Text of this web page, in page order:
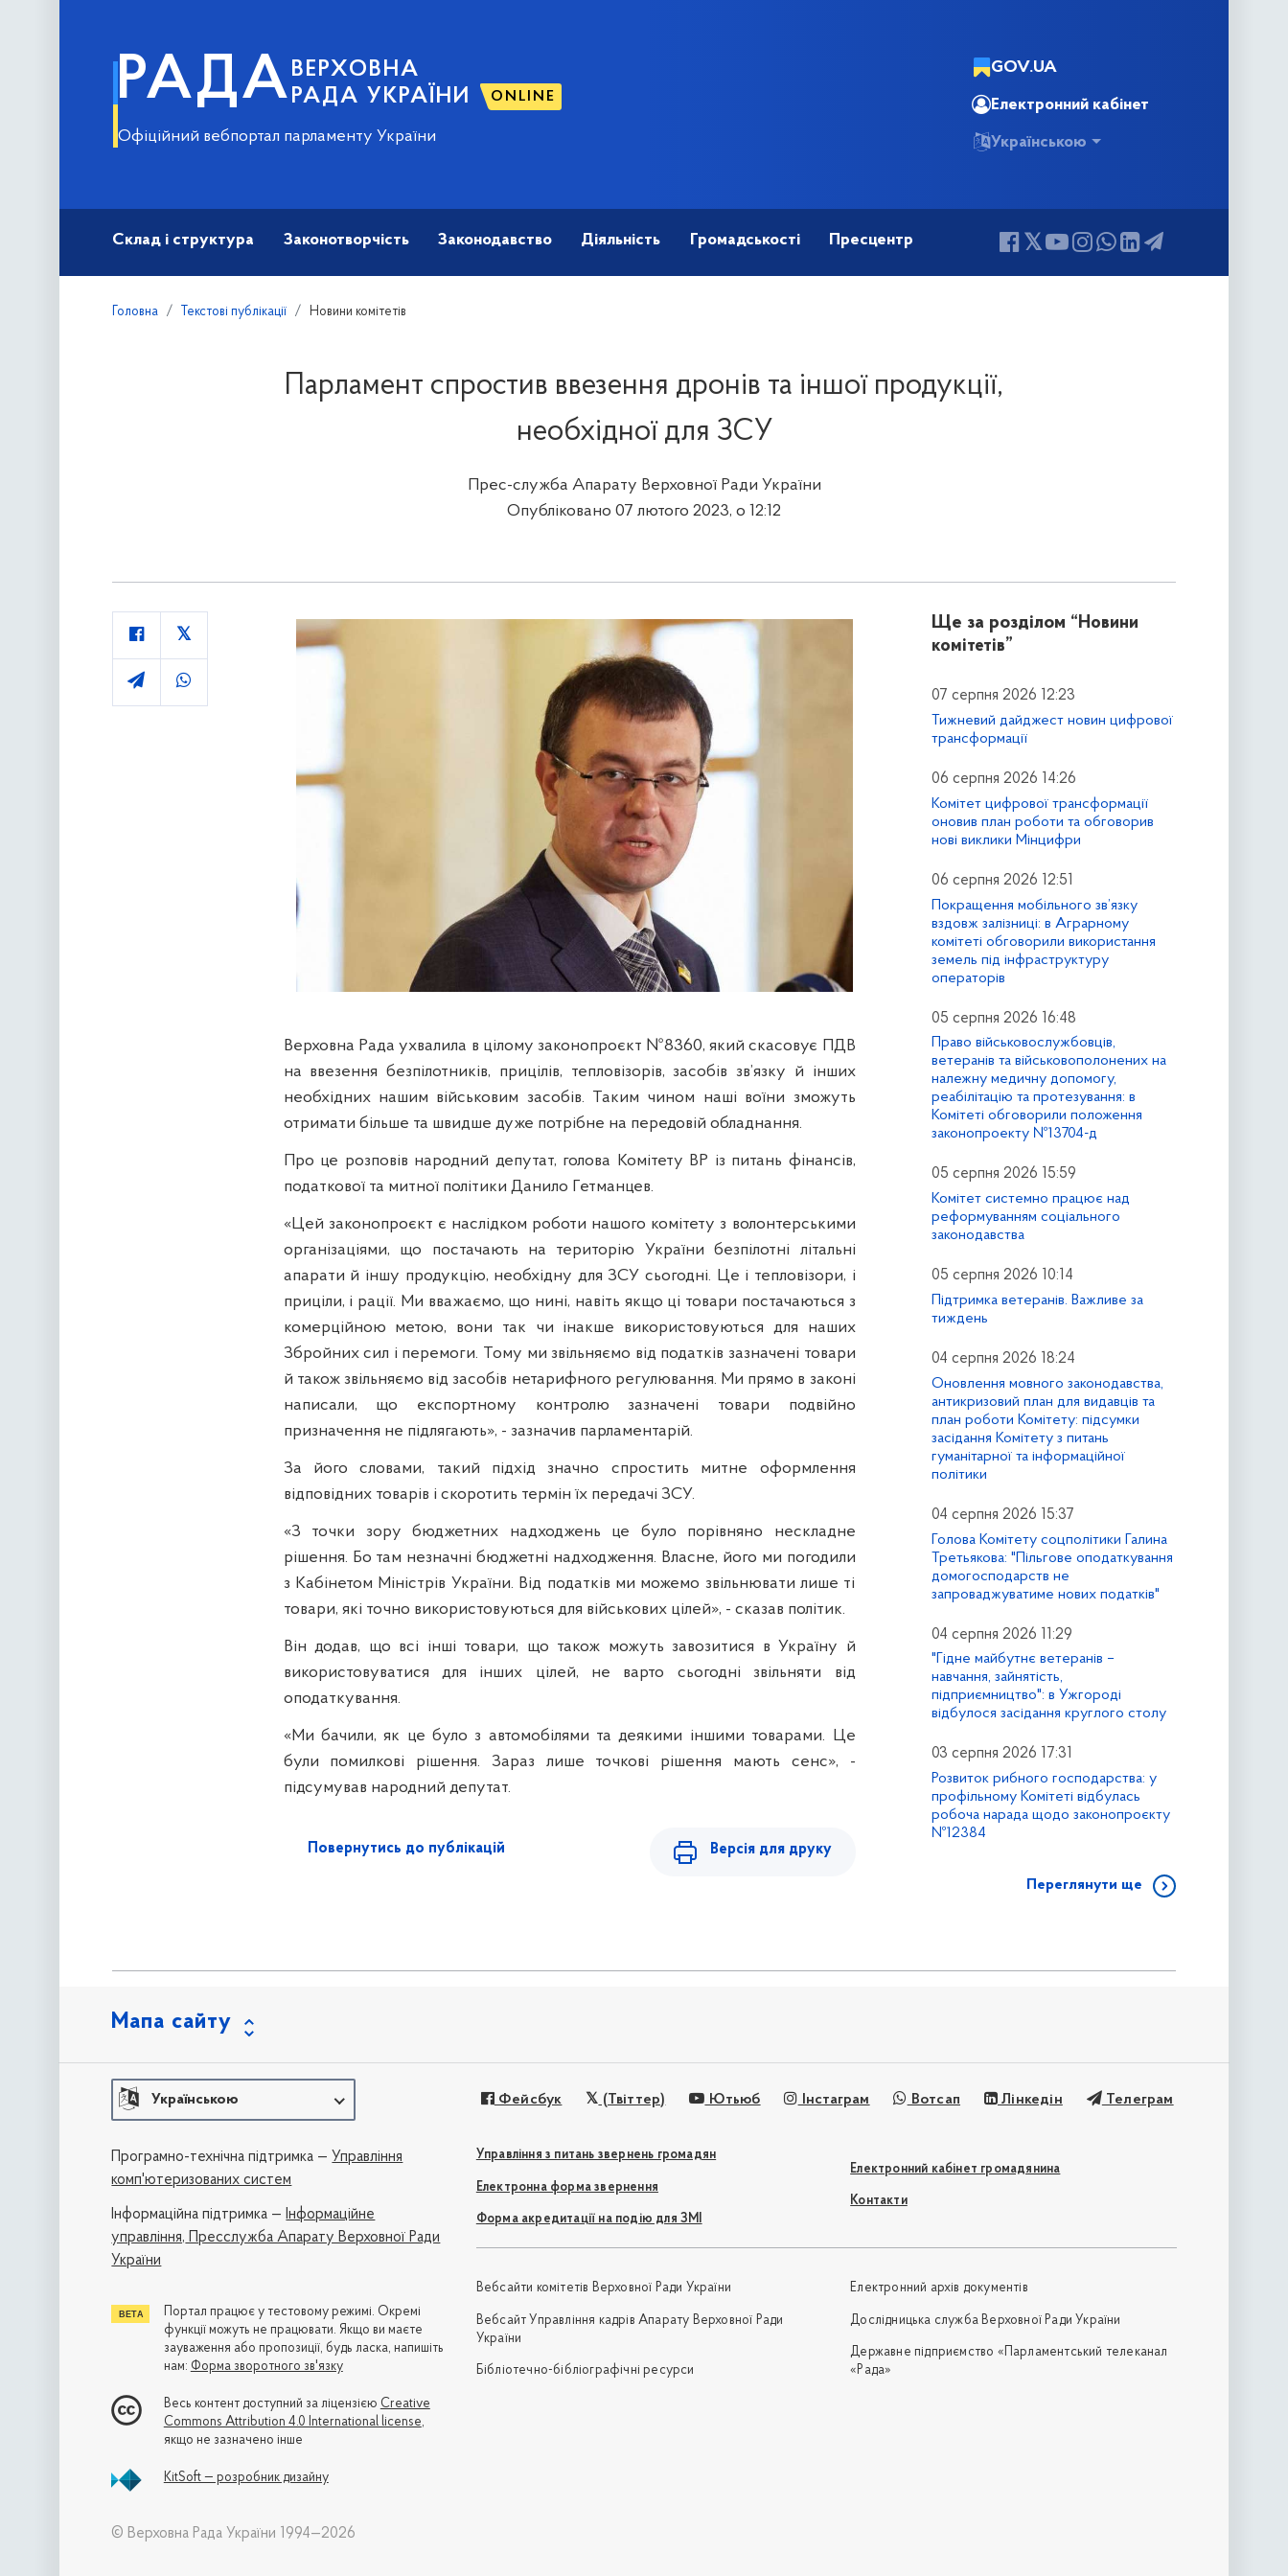
РАДА ВЕРХОВНА
РАДА УКРАЇНИ
ONLINE
Офіційний вебпортал парламенту України
GOV.UA
Електронний кабінет
Українською
Склад і структура Законотворчість Законодавство Діяльність Громадськості Пресцентр
Головна Текстові публікації Новини комітетів
Парламент спростив ввезення дронів та іншої продукції,
необхідної для ЗСУ
Прес-служба Апарату Верховної Ради України
Опубліковано 07 лютого 2023, о 12:12
Верховна Рада ухвалила в цілому законопроєкт №8360, який скасовує ПДВ
на ввезення безпілотників, прицілів, тепловізорів, засобів зв’язку й інших
необхідних нашим військовим засобів. Таким чином наші воїни зможуть
отримати більше та швидше дуже потрібне на передовій обладнання.
Про це розповів народний депутат, голова Комітету ВР із питань фінансів,
податкової та митної політики Данило Гетманцев.
«Цей законопроєкт є наслідком роботи нашого комітету з волонтерськими
організаціями, що постачають на територію України безпілотні літальні
апарати й іншу продукцію, необхідну для ЗСУ сьогодні. Це і тепловізори, і
приціли, і рації. Ми вважаємо, що нині, навіть якщо ці товари постачаються з
комерційною метою, вони так чи інакше використовуються для наших
Збройних сил і перемоги. Тому ми звільняємо від податків зазначені товари
й також звільняємо від засобів нетарифного регулювання. Ми прямо в законі
написали, що експортному контролю зазначені товари подвійно
призначення не підлягають», - зазначив парламентарій.
За його словами, такий підхід значно спростить митне оформлення
відповідних товарів і скоротить термін їх передачі ЗСУ.
«З точки зору бюджетних надходжень це було порівняно нескладне
рішення. Бо там незначні бюджетні надходження. Власне, його ми погодили
з Кабінетом Міністрів України. Від податків ми можемо звільнювати лише ті
товари, які точно використовуються для військових цілей», - сказав політик.
Він додав, що всі інші товари, що також можуть завозитися в Україну й
використовуватися для інших цілей, не варто сьогодні звільняти від
оподаткування.
«Ми бачили, як це було з автомобілями та деякими іншими товарами. Це
були помилкові рішення. Зараз лише точкові рішення мають сенс», -
підсумував народний депутат.
Повернутись до публікацій Версія для друку
Ще за розділом “Новини
комітетів”
07 серпня 2026 12:23
Тижневий дайджест новин цифрової
трансформації
06 серпня 2026 14:26
Комітет цифрової трансформації
оновив план роботи та обговорив
нові виклики Мінцифри
06 серпня 2026 12:51
Покращення мобільного зв’язку
вздовж залізниці: в Аграрному
комітеті обговорили використання
земель під інфраструктуру
операторів
05 серпня 2026 16:48
Право військовослужбовців,
ветеранів та військовополонених на
належну медичну допомогу,
реабілітацію та протезування: в
Комітеті обговорили положення
законопроекту №13704-д
05 серпня 2026 15:59
Комітет системно працює над
реформуванням соціального
законодавства
05 серпня 2026 10:14
Підтримка ветеранів. Важливе за
тиждень
04 серпня 2026 18:24
Оновлення мовного законодавства,
антикризовий план для видавців та
план роботи Комітету: підсумки
засідання Комітету з питань
гуманітарної та інформаційної
політики
04 серпня 2026 15:37
Голова Комітету соцполітики Галина
Третьякова: "Пільгове оподаткування
домогосподарств не
запроваджуватиме нових податків"
04 серпня 2026 11:29
"Гідне майбутнє ветеранів –
навчання, зайнятість,
підприємництво": в Ужгороді
відбулося засідання круглого столу
03 серпня 2026 17:31
Розвиток рибного господарства: у
профільному Комітеті відбулась
робоча нарада щодо законопроєкту
№12384
Переглянути ще
Мапа сайту
Українською Фейсбук (Твіттер) Ютьюб Інстаграм Вотсап Лінкедін Телеграм
Управління з питань звернень громадян
Електронна форма звернення
Форма акредитації на подію для ЗМІ
Електронний кабінет громадянина
Контакти
Вебсайти комітетів Верховної Ради України
Вебсайт Управління кадрів Апарату Верховної Ради
України
Бібліотечно-бібліографічні ресурси
Електронний архів документів
Дослідницька служба Верховної Ради України
Державне підприємство «Парламентський телеканал
«Рада»
Програмно-технічна підтримка — Управління
комп'ютеризованих систем
Iнформаційна підтримка —Інформаційне
управління, Пресслужба Апарату Верховної Ради
України
Портал працює у тестовому режимі. Окремі
функції можуть не працювати. Якщо ви маєте
зауваження або пропозиції, будь ласка, напишіть
нам: Форма зворотного зв'язку
Весь контент доступний за ліцензією Creative
Commons Attribution 4.0 International license,
якщо не зазначено інше
KitSoft — розробник дизайну
© Верховна Рада України 1994—2026